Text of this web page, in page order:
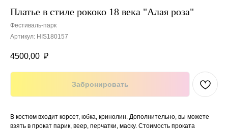
Платье в стиле рококо 18 века "Алая роза"
Фестиваль-парк
Артикул: HIS180157
4500,00 ₽
Забронировать
В костюм входит корсет, юбка, кринолин. Дополнительно, вы можете
взять в прокат парик, веер, перчатки, маску. Стоимость проката